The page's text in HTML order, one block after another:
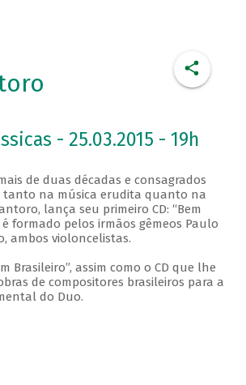
- 25.03.2015 - 19h
de duas décadas e consagrados
na música erudita quanto na
lança seu primeiro CD: “Bem
é formado pelos irmãos gêmeos Paulo
ambos violoncelistas.
Brasileiro”, assim como o CD que lhe
de compositores brasileiros para a
do Duo.